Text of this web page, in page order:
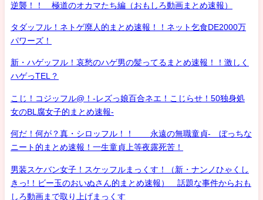
逆襲！！ 極道のオカマたち編（おもしろ動画まとめ速報）
タダッフル！ネトゲ廃人的まとめ速報！！ネット乞食DE2000万
パワーズ！
新・ハゲッフル！哀愁のハゲ男の髪ってるまとめ速報！！激しく
ハゲっTEL？
こじ！コジッフル@！-レズっ娘百合ネエ！こじらせ！50独身処
女のBL腐女子的まとめ速報-
何だ！何が？真・シロッフル！！ 永遠の無職童貞- ぼっちな
ニート的まとめ速報！一生童貞上等夜露死苦！
男装スケバン女子！スケッフルまっくす！（新・ナンノひゃくし
きっ!！ビー玉のおいぬさん的まとめ速報） 話題な事件からおも
しろ動画まで取り上げまっくす